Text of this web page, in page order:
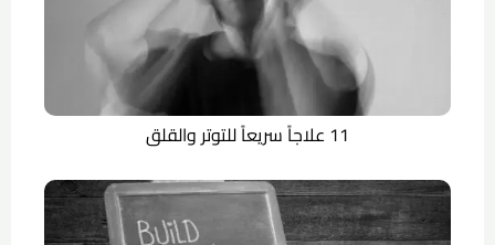
11 علاجاً سريعاً للتوتر والقلق